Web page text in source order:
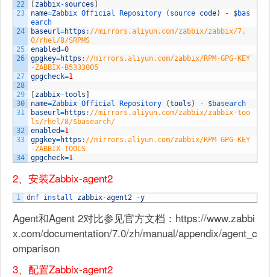
22
23
24
25
26
27
28
29
30
31
32
33
34
[zabbix-sources ]
name=Zabbix Official Repository ( source code) - $bas
earch
baseurl=https : //mirrors.aliyun.com/zabbix/zabbix/7.
0/rhel/8/SRPMS
enabled=0
gpgkey=https : //mirrors.aliyun.com/zabbix/RPM-GPG-KEY
-ZABBIX-B5333005
gpgcheck=1
[zabbix-tools ]
name=Zabbix Official Repository (tools ) - $basearch
baseurl=https : //mirrors.aliyun.com/zabbix/zabbix-too
ls/rhel/8/$basearch/
enabled=1
gpgkey=https : //mirrors.aliyun.com/zabbix/RPM-GPG-KEY
-ZABBIX-TOOLS
gpgcheck=1
2、安装Zabbix-agent2
1 dnf install zabbix-agent2 -y
Agent和Agent 2对比参见官方文档：https://www.zabbi
x.com/documentation/7.0/zh/manual/appendix/agent_c
omparison
3、配置Zabbix-agent2